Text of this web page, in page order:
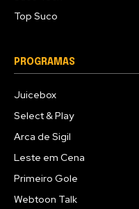
Top Suco
PROGRAMAS
Juicebox
Select & Play
Arca de Sigil
Leste em Cena
Primeiro Gole
Webtoon Talk